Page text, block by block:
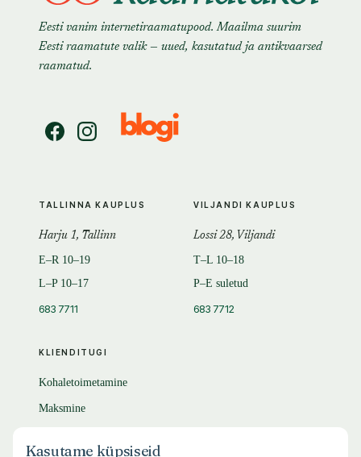
Eesti vanim internetiraamatupood. Maailma suurim
Eesti raamatute valik — uued, kasutatud ja antikvaarsed
raamatud.
KLIENDITUGI
Kohaletoimetamine
Maksmine
TALLINNA KAUPLUS
Harju 1, Tallinn
E–R 10–19
L–P 10–17
683 7711
VILJANDI KAUPLUS
Lossi 28, Viljandi
T–L 10–18
P–E suletud
683 7712
Kasutame küpsiseid